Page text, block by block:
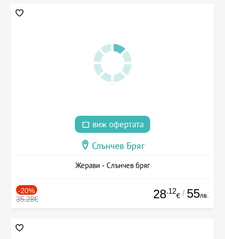
виж офертата
Слънчев Бряг
Жерави - Слънчев бряг
-20%
35.28€ 28.12
€ / 55лв.